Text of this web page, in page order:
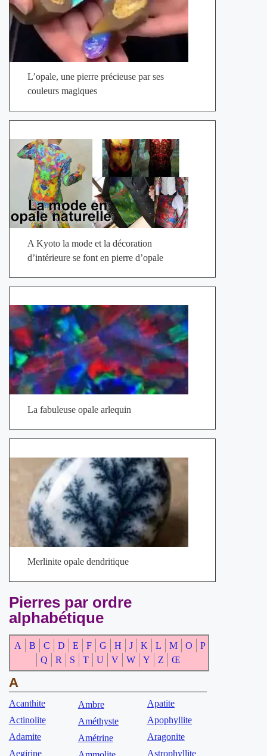
L’opale, une pierre précieuse par ses
couleurs magiques
A Kyoto la mode et la décoration
d’intérieure se font en pierre d’opale
La fabuleuse opale arlequin
Merlinite opale dendritique
Pierres par ordre
alphabétique
A B C D E F G H J K L M O
P
Q
R S T U V W Y Z Œ
A
Acanthite
Actinolite
Adamite
Aegirine
Ambre
Améthyste
Amétrine
Apatite
Apophyllite
Aragonite
Astrophyllite